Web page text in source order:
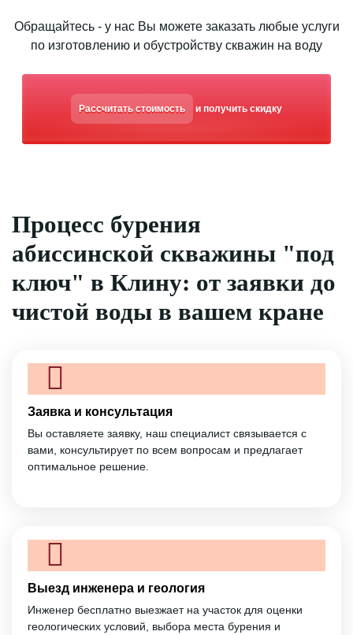
Обращайтесь - у нас Вы можете заказать любые услуги
по изготовлению и обустройству скважин на воду
Рассчитать стоимость и получить скидку
Процесс бурения
абиссинской скважины "под
ключ" в Клину: от заявки до
чистой воды в вашем кране
Заявка и консультация
Вы оставляете заявку, наш специалист связывается с
вами, консультирует по всем вопросам и предлагает
оптимальное решение.
Выезд инженера и геология
Инженер бесплатно выезжает на участок для оценки
геологических условий, выбора места бурения и